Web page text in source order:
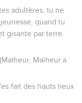
adultères, tu ne
quand tu
gisante par terre
Malheur à
fait des hauts lieux